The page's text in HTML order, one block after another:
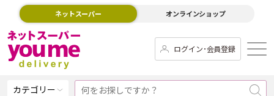
ネットスーパー オンラインショップ
ログイン･会員登録
カテゴリー